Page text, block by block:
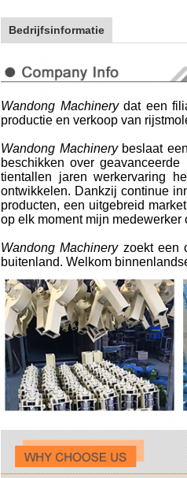
Bedrijfsinformatie
Wandong Machinerydat een
productie en verkoop van
Wandong Machinerybeslaat
beschikken over
tientallen jaren werkervaring
ontwikkelen. Dankzij continue
producten, een uitgebreid
op elk moment mijn
Wandong Machineryzoekt een
buitenland. Welkom